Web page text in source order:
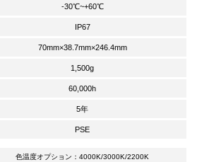
-30℃~+60℃
IP67
70mm×38.7mm×246.4mm
1,500g
60,000h
5年
PSE
色温度オプション：4000K/3000K/2200K